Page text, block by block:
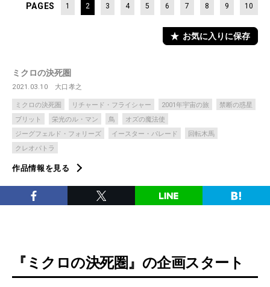
PAGES 1 2 3 4 5 6 7 8 9 10
お気に入りに保存
ミクロの決死圏
2021.03.10 大口孝之
ミクロの決死圏 リチャード・フライシャー 2001年宇宙の旅
禁断の惑星
ブリット
栄光のル・マン 鳥
オズの魔法使
ジーグフェルド・フォリーズ
イースター・パレード
回転木馬
クレオパトラ
作品情報を見る
『ミクロの決死圏』の企画スタート